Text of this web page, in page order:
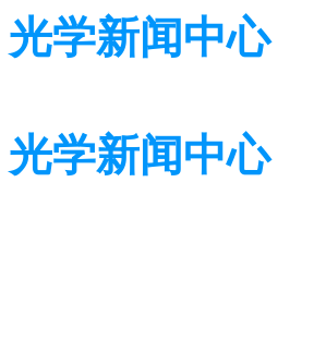
光学新闻中心
光学新闻中心